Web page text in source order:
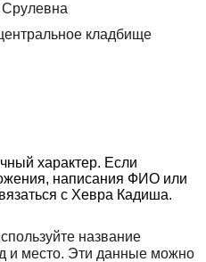
кладбище
характер. Если
написания ФИО или
с Хевра Кадиша.
название
и место. Эти данные можно